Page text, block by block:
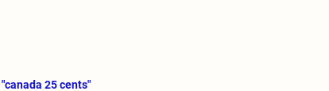
"canada 25 cents"